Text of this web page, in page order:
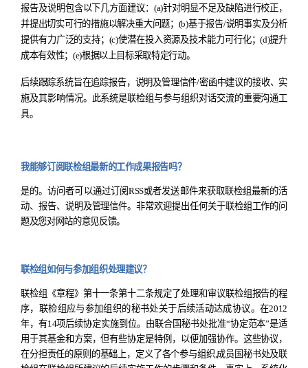
报告及说明包含以下几方面建议： (a)针对明显不足及缺陷进行校正，
并提出切实可行的措施以解决重大问题； (b)基于报告/说明事实及分析
提供有力广泛的支持； (c)使潜在投入资源及技术能力可行化；(d)提升
成本有效性； (e)根据以上目标采取特定行动。
后续跟踪系统旨在追踪报告，说明及管理信件/密函中建议的接收、实
施及其影响情况。此系统是联检组与参与组织对话交流的重要沟通工
具。
我能够订阅联检组最新的工作成果报告吗？
是的。访问者可以通过订阅RSS或者发送邮件来获取联检组最新的活
动、报告、说明及管理信件。非常欢迎提出任何关于联检组工作的问
题及您对网站的意见反馈。
联检组如何与参加组织处理建议？
联检组《章程》第十一条第十二条规定了处理和审议联检组报告的程
序， 联检组应与参加组织的秘书处关于后续活动达成协议。在2012
年，有14项后续协定实施到位。由联合国秘书处批准“协定范本”是适
用于其基金和方案，但有些协定是特例，以便加强协作。这些协议，
在分担责任的原则的基础上，定义了各个参与组织,成员国秘书处及联